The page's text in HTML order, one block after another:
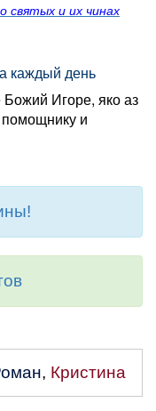
святых и их чинах
каждый день
Игоре, яко аз
помощнику и
, Кристина